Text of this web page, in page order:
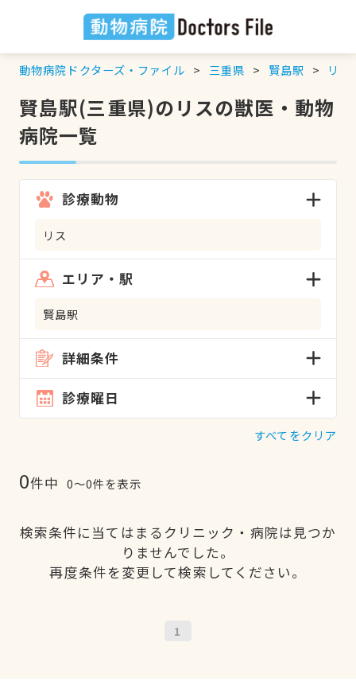
動物病院ドクターズ・ファイル 三重県 賢島駅 リス
賢島駅(三重県)のリスの獣医・動物
病院一覧
診療動物
リス
エリア・駅
賢島駅
詳細条件
診療曜日
すべてをクリア
0件中 0〜0件を表示
検索条件に当てはまるクリニック・病院は見つか
りませんでした。
再度条件を変更して検索してください。
1